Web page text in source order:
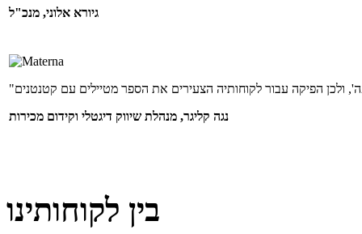
גיורא אלוני, מנכ"ל
נגה קליגר, מנהלת שיווק דיגטלי וקידום מכירות
בין לקוחותינו